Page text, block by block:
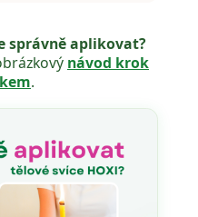
správně aplikovat?
návod krok
.